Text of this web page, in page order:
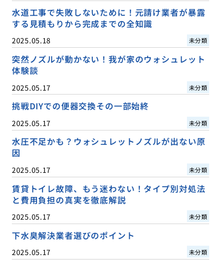
水道工事で失敗しないために！元請け業者が暴露
する見積もりから完成までの全知識
2025.05.18 未分類
突然ノズルが動かない！我が家のウォシュレット
体験談
2025.05.17 未分類
挑戦DIYでの便器交換その一部始終
2025.05.17 未分類
水圧不足かも？ウォシュレットノズルが出ない原
因
2025.05.17 未分類
賃貸トイレ故障、もう迷わない！タイプ別対処法
と費用負担の真実を徹底解説
2025.05.17 未分類
下水臭解決業者選びのポイント
2025.05.17 未分類